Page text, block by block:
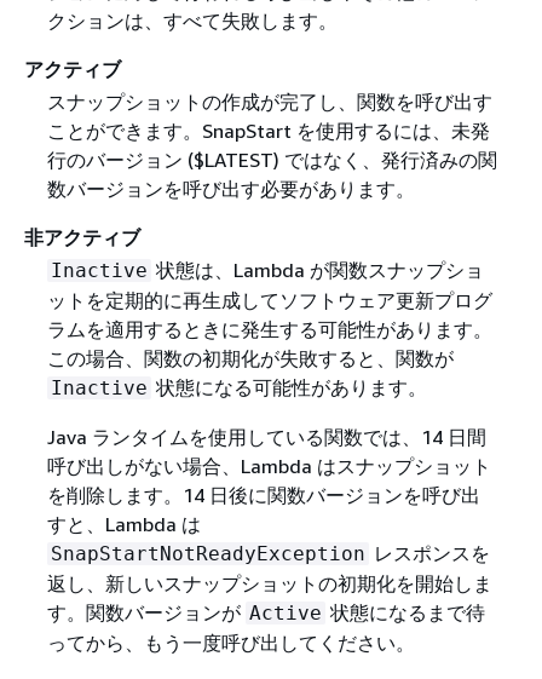
クションは、すべて失敗します。
アクティブ
スナップショットの作成が完了し、関数を呼び出す
ことができます。SnapStart を使用するには、未発
行のバージョン ($LATEST) ではなく、発行済みの関
数バージョンを呼び出す必要があります。
非アクティブ
Inactive 状態は、Lambda が関数スナップショ
ットを定期的に再生成してソフトウェア更新プログ
ラムを適用するときに発生する可能性があります。
この場合、関数の初期化が失敗すると、関数が
Inactive 状態になる可能性があります。
Java ランタイムを使用している関数では、14 日間
呼び出しがない場合、Lambda はスナップショット
を削除します。14 日後に関数バージョンを呼び出
すと、Lambda は
SnapStartNotReadyException レスポンスを
返し、新しいスナップショットの初期化を開始しま
す。関数バージョンが Active 状態になるまで待
ってから、もう一度呼び出してください。